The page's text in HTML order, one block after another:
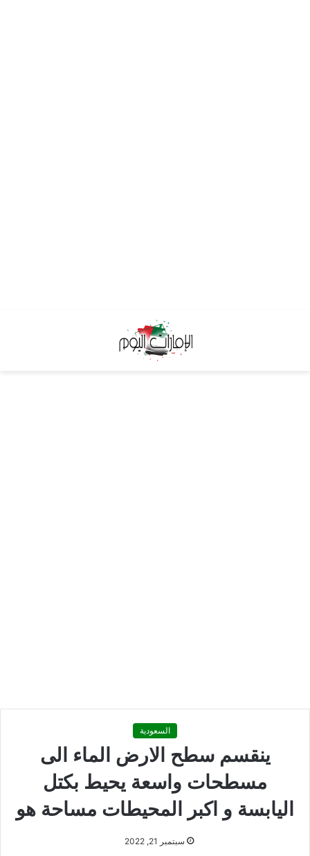
السعودية
ينقسم سطح الارض الماء الى
مسطحات واسعة يحيط بكتل
اليابسة و اكبر المحيطات مساحة هو
سبتمبر 21, 2022